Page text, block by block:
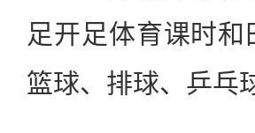
足开足体育课时
篮球、排球、乒乓